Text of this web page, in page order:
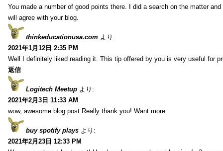
You made a number of good points there. I did a search on the matter
will agree with your blog.
thinkeducationusa.com より:
2021年1月12日 2:35 PM
Well I definitely liked reading it. This tip offered by you is very useful for
返信
Logitech Meetup より:
2021年2月3日 11:33 AM
wow, awesome blog post.Really thank you! Want more.
buy spotify plays より:
2021年2月23日 12:33 PM